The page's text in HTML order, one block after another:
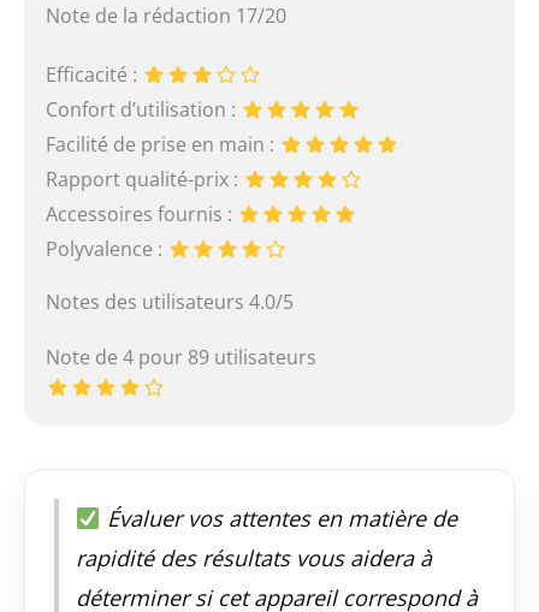
Note de la rédaction 17/20
Efficacité :
Confort d’utilisation :
Facilité de prise en main :
Rapport qualité-prix :
Accessoires fournis :
Polyvalence :
Notes des utilisateurs 4.0/5
Note de 4 pour 89 utilisateurs
Évaluer vos attentes en matière de
rapidité des résultats vous aidera à
déterminer si cet appareil correspond à